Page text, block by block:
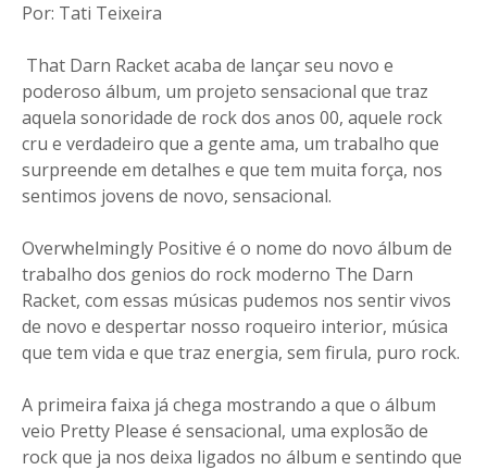
Por: Tati Teixeira
That Darn Racket acaba de lançar seu novo e
poderoso álbum, um projeto sensacional que traz
aquela sonoridade de rock dos anos 00, aquele rock
cru e verdadeiro que a gente ama, um trabalho que
surpreende em detalhes e que tem muita força, nos
sentimos jovens de novo, sensacional.
Overwhelmingly Positive é o nome do novo álbum de
trabalho dos genios do rock moderno The Darn
Racket, com essas músicas pudemos nos sentir vivos
de novo e despertar nosso roqueiro interior, música
que tem vida e que traz energia, sem firula, puro rock.
A primeira faixa já chega mostrando a que o álbum
veio Pretty Please é sensacional, uma explosão de
rock que ja nos deixa ligados no álbum e sentindo que